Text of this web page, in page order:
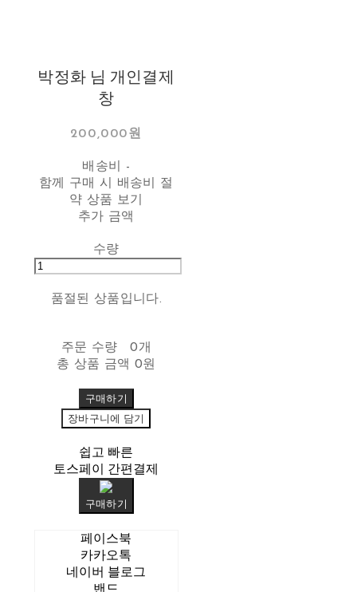
박정화 님 개인결제
창
200,000원
배송비 -
함께 구매 시 배송비 절
약 상품 보기
추가 금액
수량
품절된 상품입니다.
주문 수량
0개
총 상품 금액 0원
구매하기
장바구니에 담기
쉽고 빠른
토스페이 간편결제
구매하기
페이스북
카카오톡
네이버 블로그
밴드